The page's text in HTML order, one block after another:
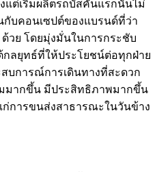
งแต่เริ่มผลิตรถบัสคันแรกนั้นไม่
กับคอนเซปต์ของแบรนด์ที่ว่า
วย โดยมุ่งมั่นในการกระชับ
ลยุทธ์ที่ให้ประโยชน์ต่อทุกฝ่าย
บการณ์การเดินทางที่สะดวก
มากขึ้น มีประสิทธิภาพมากขึ้น
การขนส่งสาธารณะในวันข้าง